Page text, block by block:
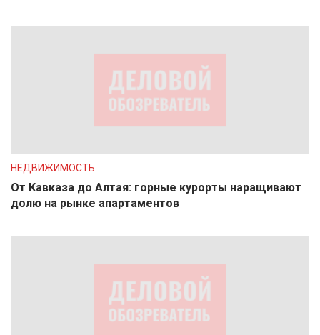
НЕДВИЖИМОСТЬ
От Кавказа до Алтая: горные курорты наращивают
долю на рынке апартаментов